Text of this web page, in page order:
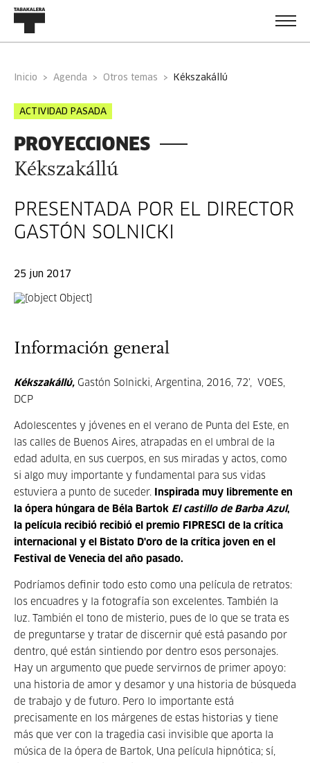
Inicio Agenda Otros temas kékszakállú
ACTIVIDAD PASADA
PROYECCIONES
Kékszakállú
PRESENTADA POR EL DIRECTOR
GASTÓN SOLNICKI
25 jun 2017
Información general
Kékszakállú, Gastón Solnicki, Argentina, 2016, 72’, VOES,
DCP
Adolescentes y jóvenes en el verano de Punta del Este, en
las calles de Buenos Aires, atrapadas en el umbral de la
edad adulta, en sus cuerpos, en sus miradas y actos, como
si algo muy importante y fundamental para sus vidas
estuviera a punto de suceder.
Inspirada muy libremente en
la ópera húngara de Béla Bartok El castillo de Barba Azul,
la película recibió recibió el premio FIPRESCI de la crítica
internacional y el Bistato D'oro de la crítica joven en el
Festival de Venecia del año pasado.
Podríamos definir todo esto como una película de retratos:
los encuadres y la fotografía son excelentes. También la
luz. También el tono de misterio, pues de lo que se trata es
de preguntarse y tratar de discernir qué está pasando por
dentro, qué están sintiendo por dentro esos personajes.
Hay un argumento que puede servirnos de primer apoyo:
una historia de amor y desamor y una historia de búsqueda
de trabajo y de futuro. Pero lo importante está
precisamente en los márgenes de estas historias y tiene
más que ver con la tragedia casi invisible que aporta la
música de la ópera de Bartok, Una película hipnótica; sí,